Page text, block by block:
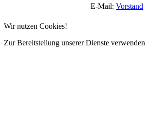
E-Mail:Vorstand
Wir nutzen Cookies!
Zur Bereitstellung unserer Dienste